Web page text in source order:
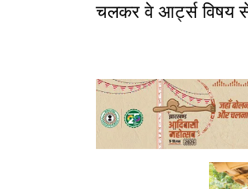
चलकर वे आर्ट्स विषय से